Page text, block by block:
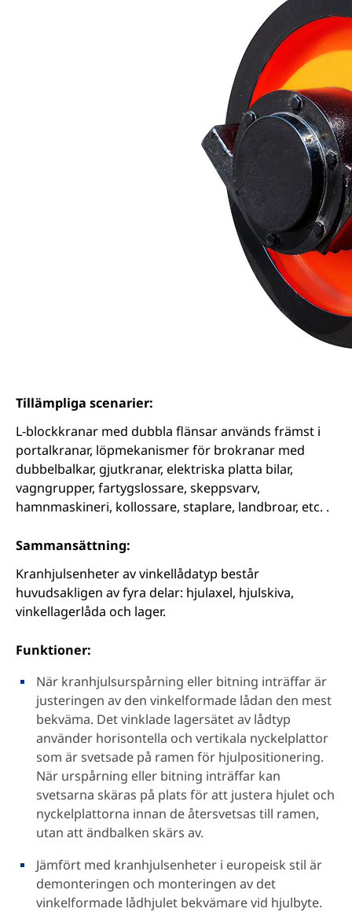
Tillämpliga scenarier:
L-blockkranar med dubbla flänsar används främst i
portalkranar, löpmekanismer för brokranar med
dubbelbalkar, gjutkranar, elektriska platta bilar,
vagngrupper, fartygslossare, skeppsvarv,
hamnmaskineri, kollossare, staplare, landbroar, etc. .
Sammansättning:
Kranhjulsenheter av vinkellådatyp består
huvudsakligen av fyra delar: hjulaxel, hjulskiva,
vinkellagerlåda och lager.
Funktioner:
När kranhjulsurspårning eller bitning inträffar är
justeringen av den vinkelformade lådan den mest
bekväma. Det vinklade lagersätet av lådtyp
använder horisontella och vertikala nyckelplattor
som är svetsade på ramen för hjulpositionering.
När urspårning eller bitning inträffar kan
svetsarna skäras på plats för att justera hjulet och
nyckelplattorna innan de återsvetsas till ramen,
utan att ändbalken skärs av.
Jämfört med kranhjulsenheter i europeisk stil är
demonteringen och monteringen av det
vinkelformade lådhjulet bekvämare vid hjulbyte.